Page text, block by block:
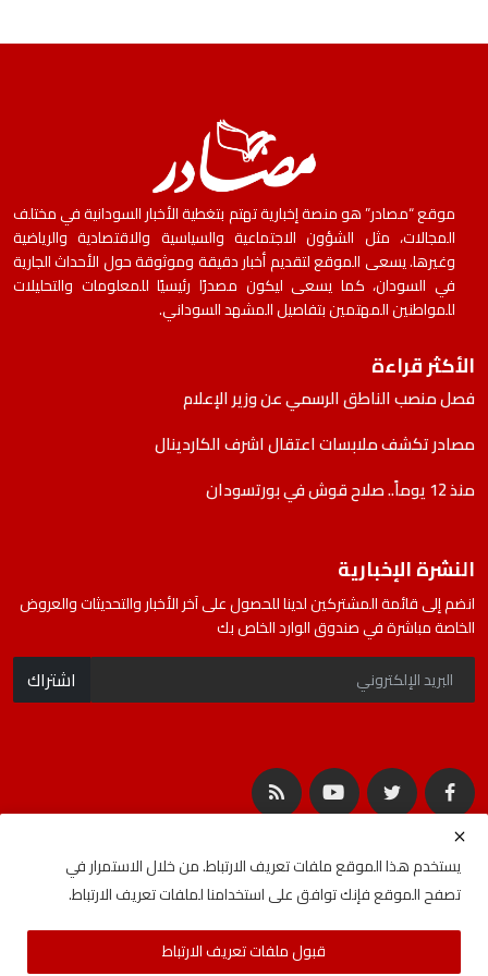
موقع “مصادر” هو منصة إخبارية تهتم بتغطية الأخبار السودانية في مختلف
المجالات، مثل الشؤون الاجتماعية والسياسية والاقتصادية والرياضية
وغيرها. يسعى الموقع لتقديم أخبار دقيقة وموثوقة حول الأحداث الجارية
في السودان، كما يسعى ليكون مصدرًا رئيسيًا للمعلومات والتحليلات
للمواطنين المهتمين بتفاصيل المشهد السوداني.
الأكثر قراءة
فصل منصب الناطق الرسمي عن وزير الإعلام
مصادر تكشف ملابسات اعتقال اشرف الكاردينال
منذ 12 يوماً.. صلاح قوش في بورتسودان
النشرة الإخبارية
انضم إلى قائمة المشتركين لدينا للحصول على آخر الأخبار والتحديثات والعروض
الخاصة مباشرة في صندوق الوارد الخاص بك
اشتراك
يستخدم هذا الموقع ملفات تعريف الارتباط. من خلال الاستمرار في
تصفح الموقع فإنك توافق على استخدامنا لملفات تعريف الارتباط.
قبول ملفات تعريف الارتباط